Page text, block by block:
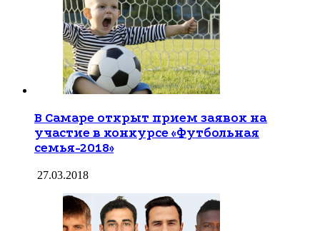
В Самаре открыт прием заявок на
участие в конкурсе «Футбольная
семья-2018»
27.03.2018